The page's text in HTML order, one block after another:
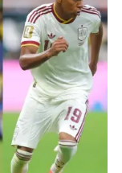
doblete en